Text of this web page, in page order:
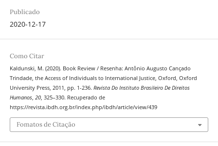
Publicado
2020-12-17
Como Citar
Kaldunski, M. (2020). Book Review / Resenha: Antônio Augusto Cançado
Trindade, the Access of Individuals to International Justice, Oxford, Oxford
University Press, 2011, pp. 1-236. Revista Do Instituto Brasileiro De Direitos
Humanos, 20, 325–330. Recuperado de
https://revista.ibdh.org.br/index.php/ibdh/article/view/439
Fomatos de Citação